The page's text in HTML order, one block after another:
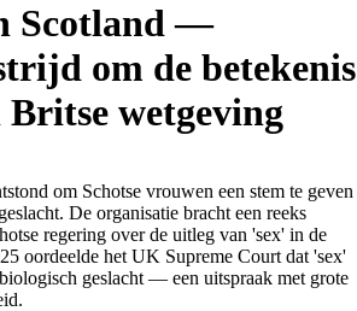
Scotland —
om de betekenis
wetgeving
om Schotse vrouwen een stem te geven
De organisatie bracht een reeks
regering over de uitleg van 'sex' in de
oordeelde het UK Supreme Court dat 'sex'
geslacht — een uitspraak met grote